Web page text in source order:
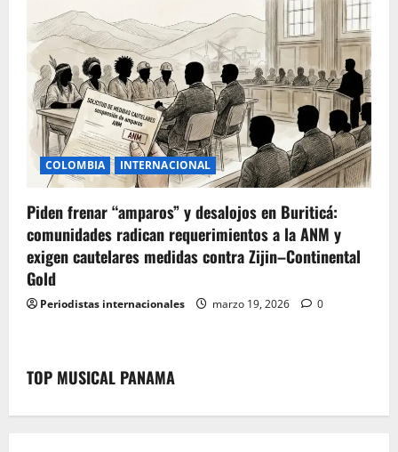
COLOMBIA INTERNACIONAL
Piden frenar “amparos” y desalojos en Buriticá:
comunidades radican requerimientos a la ANM y
exigen cautelares medidas contra Zijin–Continental
Gold
Periodistas internacionales marzo 19, 2026 0
TOP MUSICAL PANAMA